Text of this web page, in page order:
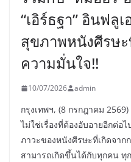
“เอิร์ธฐา” อินฟ
สุขภาพหนังศีรษ
ความมั่นใจ!!
10/07/2026 admin
กรุงเทพฯ, (8 กรกฎาคม
ไม่ใช่เรื่องที่ต้องอับอายอีกต่อ
ภาวะของหนังศีรษะที่เกิดจาก
สามารถเกิดขึ้นได้กับทุกคน ทุ